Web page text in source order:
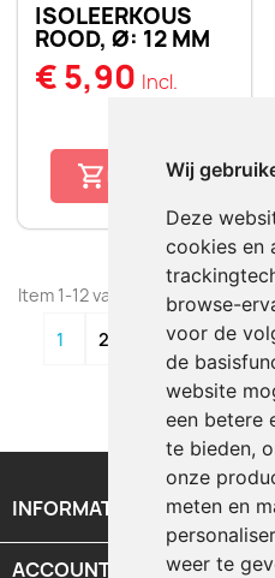
Wij
Deze
cookies en
browse-
voor de
de
website
een betere
te bieden,
onze
meten en
weer te
ISOLEERKOUS
ROOD, Ø: 12 MM
€ 5,90 Incl.
BESTELLEN
Item 1-12 van 33 in totaal item(s)
1
2 
INFORMATIE
ACCOUNT